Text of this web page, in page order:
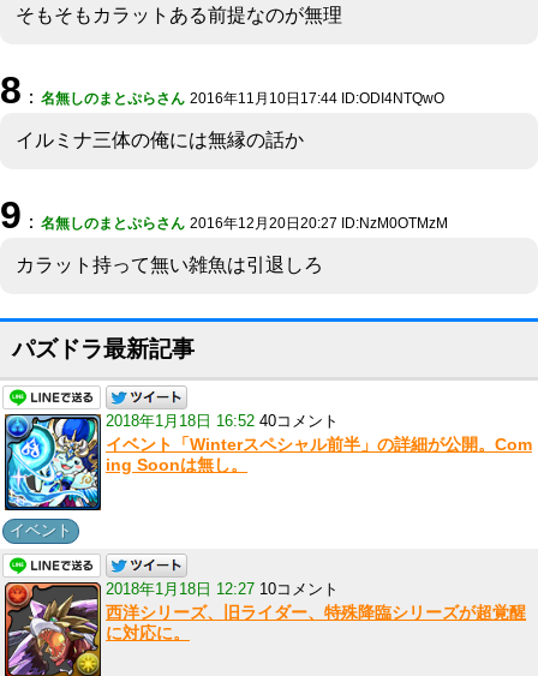
そもそもカラットある前提なのが無理
8 ： 名無しのまとぷらさん 2016年11月10日17:44 ID:ODI4NTQwO
イルミナ三体の俺には無縁の話か
9 ： 名無しのまとぷらさん 2016年12月20日20:27 ID:NzM0OTMzM
カラット持って無い雑魚は引退しろ
パズドラ最新記事
2018年1月18日 16:52 40コメント
イベント「Winterスペシャル前半」の詳細が公開。Com
ing Soonは無し。
イベント
2018年1月18日 12:27 10コメント
西洋シリーズ、旧ライダー、特殊降臨シリーズが超覚醒
に対応に。